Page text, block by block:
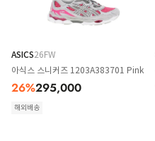
ASICS26FW
아식스 스니커즈 1203A383701 Pink
26%295,000
해외배송